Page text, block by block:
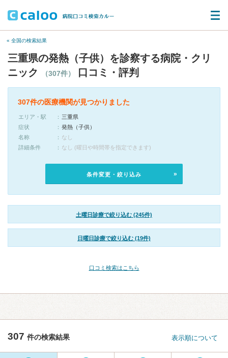
« 全国の検索結果
三重県の発熱（子供）を診察する病院・クリ
ニック
（307件） 口コミ・評判
307件の医療機関が見つかりました
エリア・駅
三重県
症状
発熱（子供）
名称
なし
詳細条件
なし (曜日や時間帯を指定できます)
条件変更・絞り込み
土曜日診療で絞り込む (245件)
日曜日診療で絞り込む (19件)
口コミ検索はこちら
307 件の検索結果 表示順について